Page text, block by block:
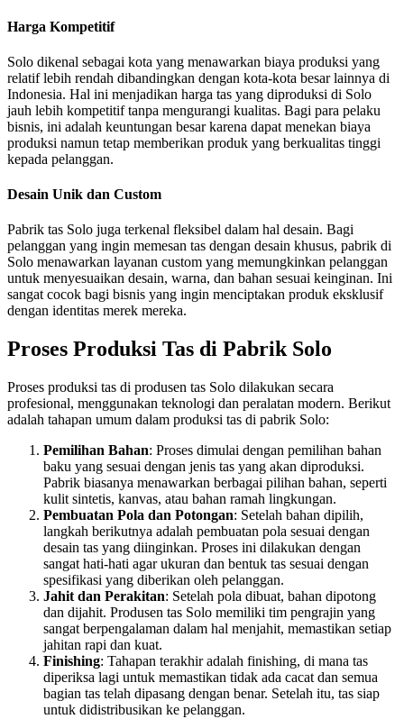
Harga Kompetitif
Solo dikenal sebagai kota yang menawarkan biaya produksi yang
relatif lebih rendah dibandingkan dengan kota-kota besar lainnya di
Indonesia. Hal ini menjadikan harga tas yang diproduksi di Solo
jauh lebih kompetitif tanpa mengurangi kualitas. Bagi para pelaku
bisnis, ini adalah keuntungan besar karena dapat menekan biaya
produksi namun tetap memberikan produk yang berkualitas tinggi
kepada pelanggan.
Desain Unik dan Custom
Pabrik tas Solo juga terkenal fleksibel dalam hal desain. Bagi
pelanggan yang ingin memesan tas dengan desain khusus, pabrik di
Solo menawarkan layanan custom yang memungkinkan pelanggan
untuk menyesuaikan desain, warna, dan bahan sesuai keinginan. Ini
sangat cocok bagi bisnis yang ingin menciptakan produk eksklusif
dengan identitas merek mereka.
Proses Produksi Tas di Pabrik Solo
Proses produksi tas di produsen tas Solo dilakukan secara
profesional, menggunakan teknologi dan peralatan modern. Berikut
adalah tahapan umum dalam produksi tas di pabrik Solo:
Pemilihan Bahan: Proses dimulai dengan pemilihan bahan
baku yang sesuai dengan jenis tas yang akan diproduksi.
Pabrik biasanya menawarkan berbagai pilihan bahan, seperti
kulit sintetis, kanvas, atau bahan ramah lingkungan.
Pembuatan Pola dan Potongan: Setelah bahan dipilih,
langkah berikutnya adalah pembuatan pola sesuai dengan
desain tas yang diinginkan. Proses ini dilakukan dengan
sangat hati-hati agar ukuran dan bentuk tas sesuai dengan
spesifikasi yang diberikan oleh pelanggan.
Jahit dan Perakitan: Setelah pola dibuat, bahan dipotong
dan dijahit. Produsen tas Solo memiliki tim pengrajin yang
sangat berpengalaman dalam hal menjahit, memastikan setiap
jahitan rapi dan kuat.
Finishing: Tahapan terakhir adalah finishing, di mana tas
diperiksa lagi untuk memastikan tidak ada cacat dan semua
bagian tas telah dipasang dengan benar. Setelah itu, tas siap
untuk didistribusikan ke pelanggan.